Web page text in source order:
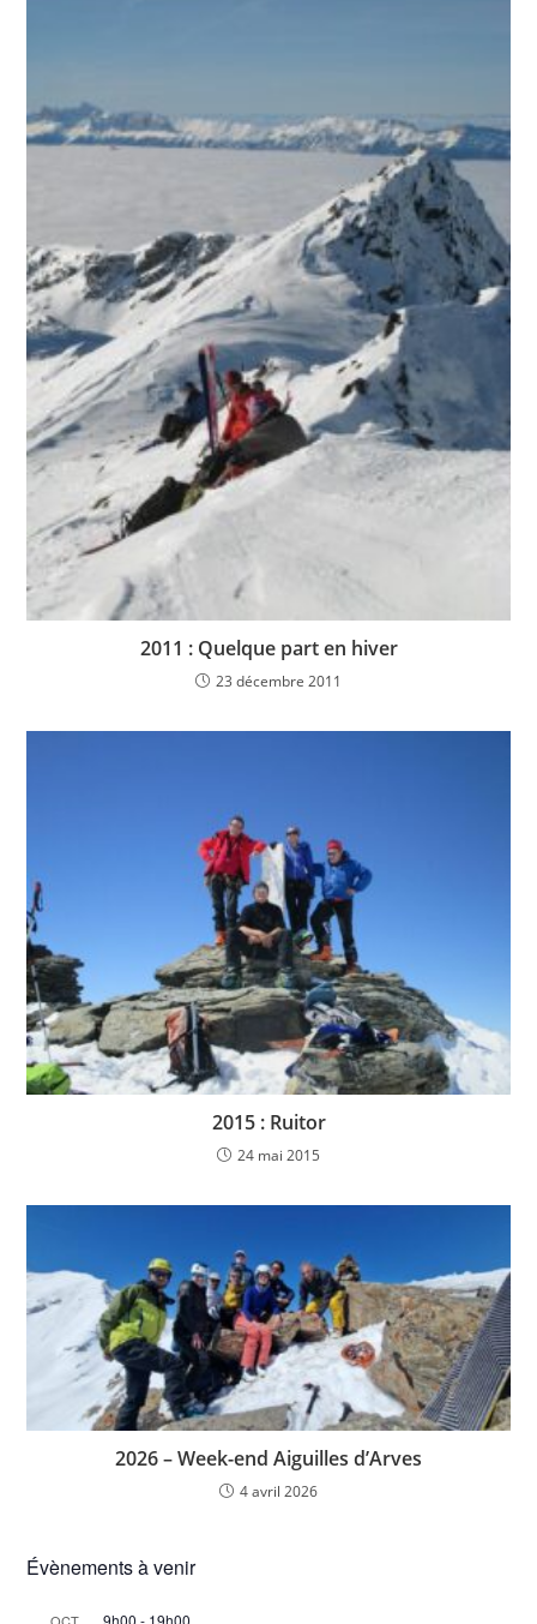
2011 : Quelque part en hiver
23 décembre 2011
2015 : Ruitor
24 mai 2015
2026 – Week-end Aiguilles d’Arves
4 avril 2026
Évènements à venir
OCT 9h00 - 19h00